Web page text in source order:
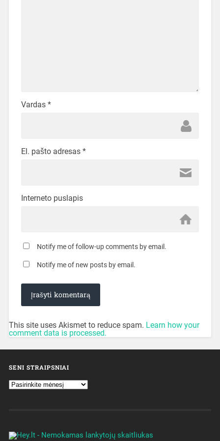
Vardas *
El. pašto adresas *
Interneto puslapis
Notify me of follow-up comments by email.
Notify me of new posts by email.
This site uses Akismet to reduce spam. Learn how your
comment data is processed.
SENI STRAIPSNIAI